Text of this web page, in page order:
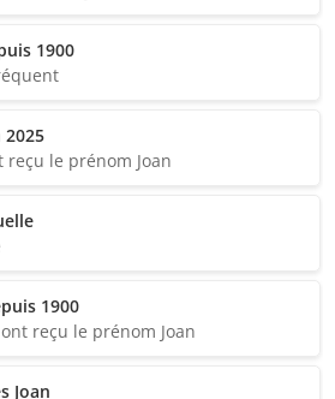
1900
2025
reçu le prénom Joan
1900
reçu le prénom Joan
Joan